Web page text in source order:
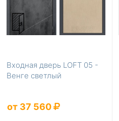
Входная дверь LOFT 05 -
Венге светлый
от 37 560